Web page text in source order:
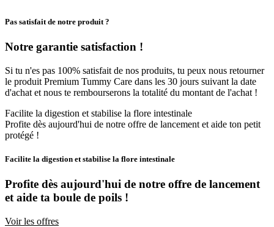
Pas satisfait de notre produit ?
Notre garantie satisfaction !
Si tu n'es pas 100% satisfait de nos produits, tu peux nous retourner
le produit Premium Tummy Care dans les 30 jours suivant la date
d'achat et nous te rembourserons la totalité du montant de l'achat !
Facilite la digestion et stabilise la flore intestinale
Profite dès aujourd'hui de notre offre de lancement et aide ton petit
protégé !
Facilite la digestion et stabilise la flore intestinale
Profite dès aujourd'hui de notre offre de lancement
et aide ta boule de poils !
Voir les offres